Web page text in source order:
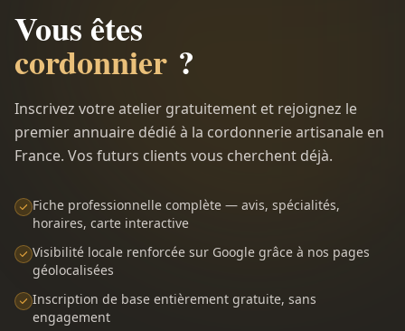
Vous êtes
cordonnier ?
Inscrivez votre atelier gratuitement et rejoignez le
premier annuaire dédié à la cordonnerie artisanale en
France. Vos futurs clients vous cherchent déjà.
Fiche professionnelle complète — avis, spécialités,
horaires, carte interactive
Visibilité locale renforcée sur Google grâce à nos pages
géolocalisées
Inscription de base entièrement gratuite, sans
engagement